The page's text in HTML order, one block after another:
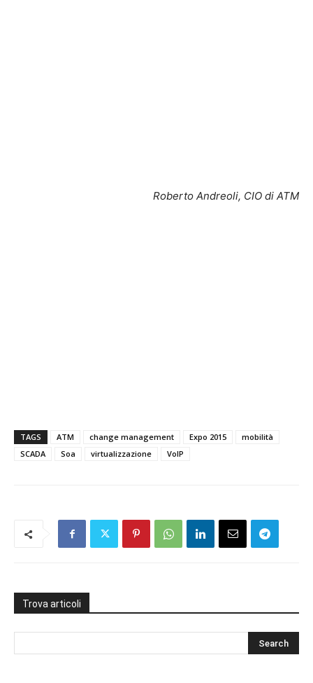
Roberto Andreoli, CIO di ATM
TAGS ATM change management Expo 2015
mobilità
SCADA
Soa virtualizzazione VoIP
Trova articoli